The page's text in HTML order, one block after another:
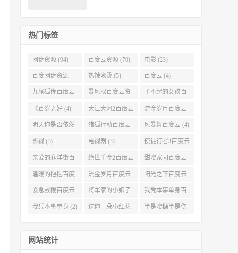
热门标签
网盘资源 (94) 百度云资源 (70) 电影 (23)
百度网盘资源
(11)
热辣滚烫 (5) 百度云 (4)
九尾狐传百度云
(4)
暴风眼百度云资
源 (4)
了不起的女孩百
度云 (4)
《百岁之好 (4) 大江大河2百度云
(4)
流金岁月百度云
(4)
明天你是否依然
爱我百度云 (4)
猎狐行动百度云
(4)
风暴舞百度云 (4)
影视 (3) 电视剧 (3) 使徒行者3百度云
资源 (3)
亲爱的麻洋街百
度云资源 (3)
绝世千金2百度云
(3)
甜蜜家园百度云
(3)
温暖的抱抱百度
云 (3)
流金岁月百度云
完整网盘 (3)
阳光之下百度云
(3)
紧急救援百度云
资源 (2)
将军家的小娘子
百度云 (2)
我凭本事单身百
度云资源 (2)
我凭本事单身 (2) 送你一朵小红花 半是蜜糖半是伤
网站统计